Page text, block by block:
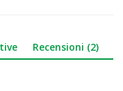
Recensioni (2)